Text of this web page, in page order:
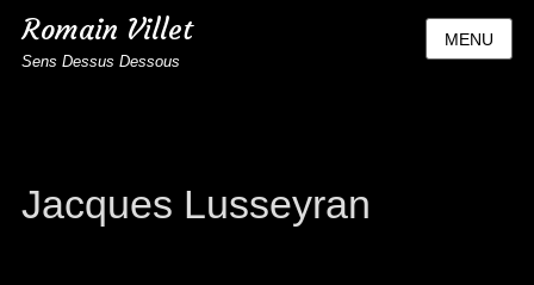
Romain Villet
Sens Dessus Dessous
MENU
Jacques Lusseyran